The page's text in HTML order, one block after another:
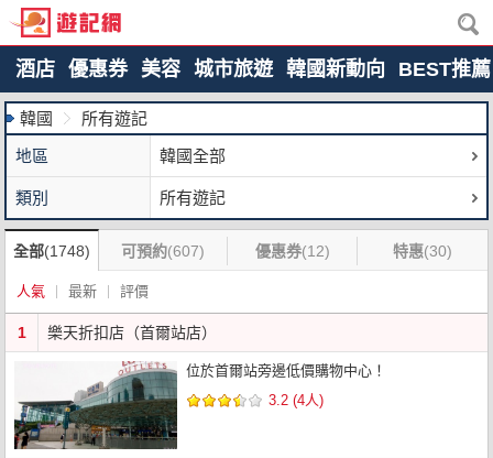
酒店 優惠券 美容 城市旅遊 韓國新動向 BEST推薦
韓國
所有遊記
地區
韓國全部
類別 所有遊記
全部(1748) 可預約(607) 優惠券(12) 特惠(30)
人氣 最新 評價
1 樂天折扣店（首爾站店）
位於首爾站旁邊低價購物中心！
3.2 (4人)